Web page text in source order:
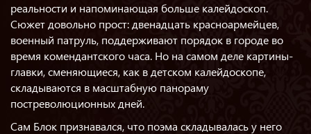
реальности и напоминающая больше калейдоскоп.
Сюжет довольно прост: двенадцать красноармейцев,
военный патруль, поддерживают порядок в городе во
время комендантского часа. Но на самом деле картины-
главки, сменяющиеся, как в детском калейдоскопе,
складываются в масштабную панораму
постреволюционных дней.
Сам Блок признавался, что поэма складывалась у него